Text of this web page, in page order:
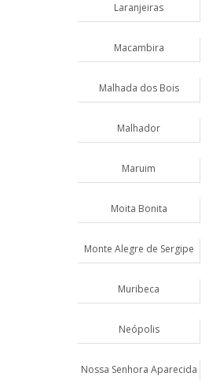
Laranjeiras
Macambira
Malhada dos Bois
Malhador
Maruim
Moita Bonita
Monte Alegre de Sergipe
Muribeca
Neópolis
Nossa Senhora Aparecida